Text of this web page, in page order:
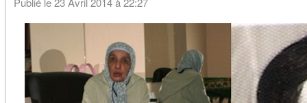
les mains de demain